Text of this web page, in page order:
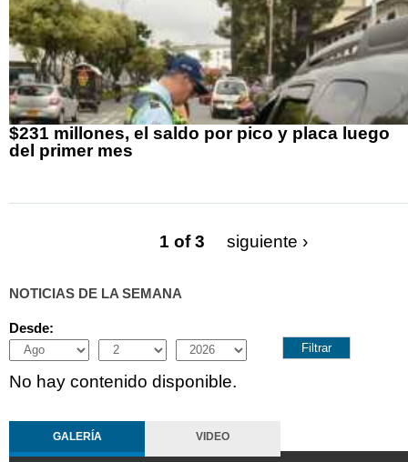
$231 millones, el saldo por pico y placa luego
del primer mes
1 of 3 siguiente ›
NOTICIAS DE LA SEMANA
Desde:
Month
Day Year
No hay contenido disponible.
GALERÍA VIDEO